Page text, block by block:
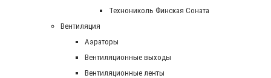
Технониколь Финская Соната
Вентиляция
Аэраторы
Вентиляционные выходы
Вентиляционные ленты